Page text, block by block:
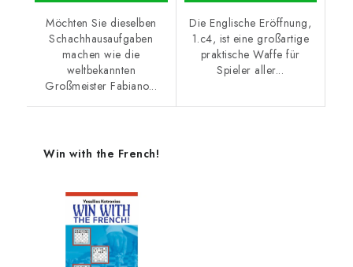
Möchten Sie dieselben
Schachhausaufgaben
machen wie die
weltbekannten
Großmeister Fabiano...
Die Englische Eröffnung,
1.c4, ist eine großartige
praktische Waffe für
Spieler aller...
Win with the French!